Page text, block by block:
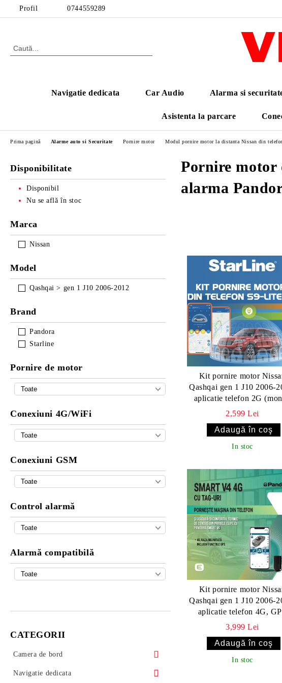
Profil 0744559289
Navigatie dedicata Car Audio Alarma si
Asistenta la parcare
Disponibilitate
Disponibil
Nu se află în stoc
Marca
Nissan
Model
Qashqai > gen 1 J10 2006-2012
Brand
Pandora
Starline
Pornire de motor
Conexiuni 4G/WiFi
Conexiuni GSM
Control alarmă
Alarmă compatibilă
CATEGORII
Camera de bord
Camera DVR universala 313 Autolensa
Navigatie dedicata
Prima pagină Alarme auto si Securitate Pornire motor Modul pornire motor la distanta Nissan din
Pornire motor
alarma
Kit pornire motor
Qashqai gen 1 J10 2006-
aplicatie telefon 2G
inclus) - Starline S9 2G
2,599 Lei
In stoc
Kit pornire motor
Qashqai gen 1 J10 2006-
aplicatie telefon 4G,
(montaj inclus) - Pandora
3,999 Lei
In stoc